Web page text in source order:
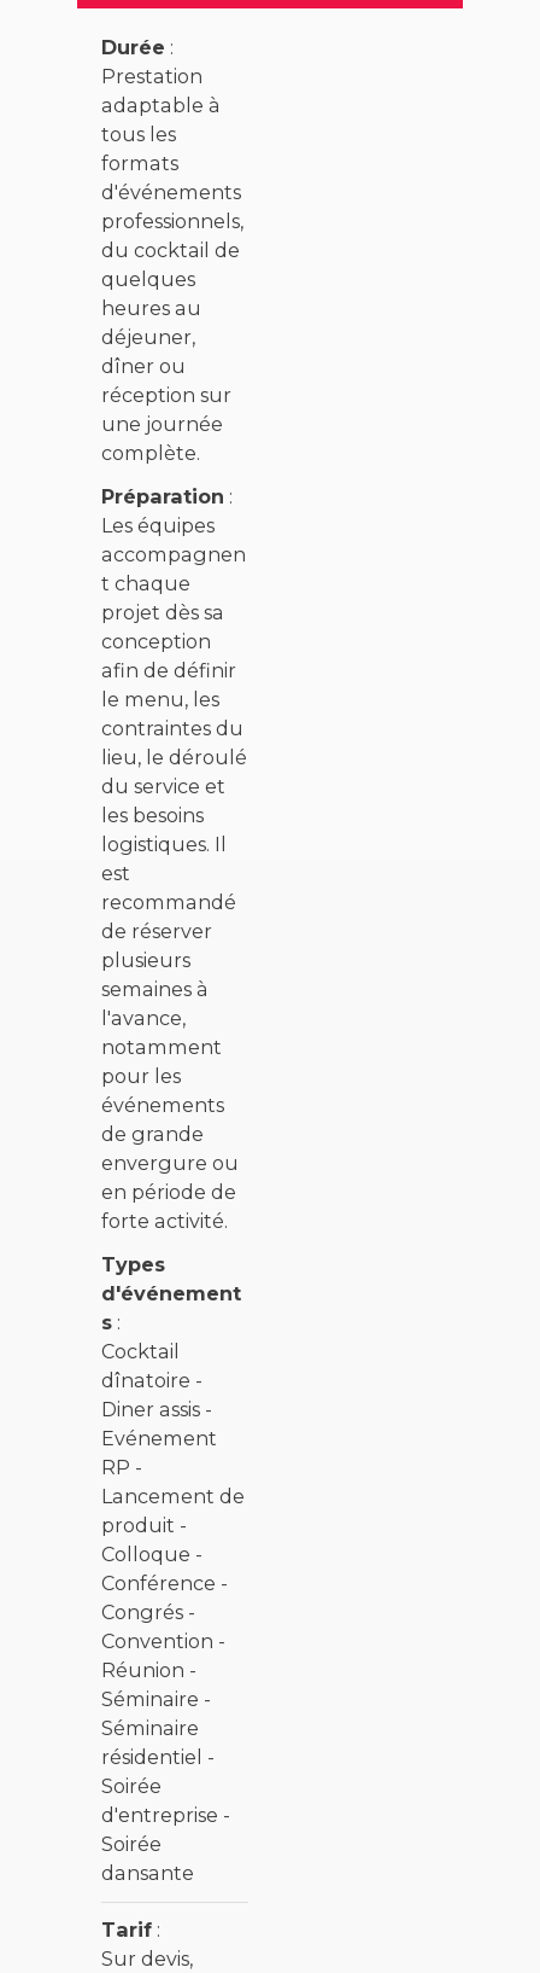
Durée :
Prestation
adaptable à
tous les
formats
d'événements
professionnels,
du cocktail de
quelques
heures au
déjeuner,
dîner ou
réception sur
une journée
complète.
Préparation :
Les équipes
accompagnen
t chaque
projet dès sa
conception
afin de définir
le menu, les
contraintes du
lieu, le déroulé
du service et
les besoins
logistiques. Il
est
recommandé
de réserver
plusieurs
semaines à
l'avance,
notamment
pour les
événements
de grande
envergure ou
en période de
forte activité.
Types
d'événement
s :
Cocktail
dînatoire -
Diner assis -
Evénement
RP -
Lancement de
produit -
Colloque -
Conférence -
Congrés -
Convention -
Réunion -
Séminaire -
Séminaire
résidentiel -
Soirée
d'entreprise -
Soirée
dansante
Tarif :
Sur devis,